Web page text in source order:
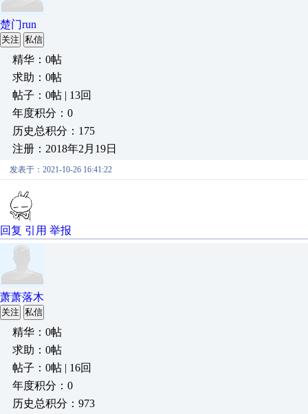
楚门run
关注 私信
精华：0帖
求助：0帖
帖子：0帖 | 13回
年度积分：0
历史总积分：175
注册：2018年2月19日
发表于：2021-10-26 16:41:22
回复 引用 举报
萧萧落木
关注 私信
精华：0帖
求助：0帖
帖子：0帖 | 16回
年度积分：0
历史总积分：973